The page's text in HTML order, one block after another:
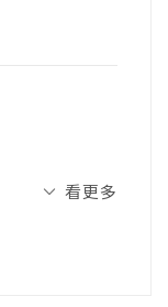
……這些問
使用說明
一個人被
你聽不見
聲！」主
希望透過
共創現在家
看更多